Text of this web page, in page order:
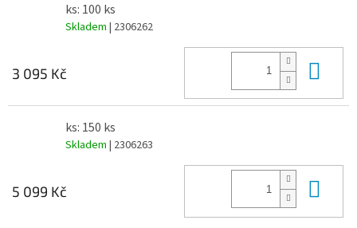
ks: 100 ks
Skladem | 2306262
3 095 Kč
ks: 150 ks
Skladem | 2306263
5 099 Kč